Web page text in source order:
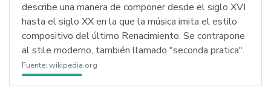
describe una manera de componer desde el siglo XVI
hasta el siglo XX en la que la música imita el estilo
compositivo del último Renacimiento. Se contrapone
al stile moderno, también llamado "seconda pratica".
Fuente: wikipedia.org